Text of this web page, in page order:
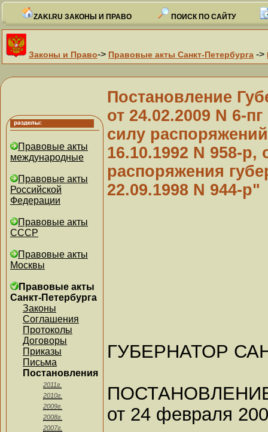
ZAKI.RU ЗАКОНЫ И ПРАВО ПОИСК ПО САЙТУ
Законы и Право-> Правовые акты Санкт-Петербурга ->
Правовые акты
международные
Правовые акты
Российской
Федерации
Правовые акты
СССР
Правовые акты
Москвы
Правовые акты
Санкт-Петербурга
Законы
Соглашения
Протоколы
Договоры
Приказы
Письма
Постановления
2011г.
2010г.
2009г.
2008г.
2007г.
Постановление
от 24.02.2009 N 6-
силу
16.10.1992 N 958-р,
распоряжения
22.09.1998 N 944-р"
ГУБЕРНАТОР
от 24 февраля